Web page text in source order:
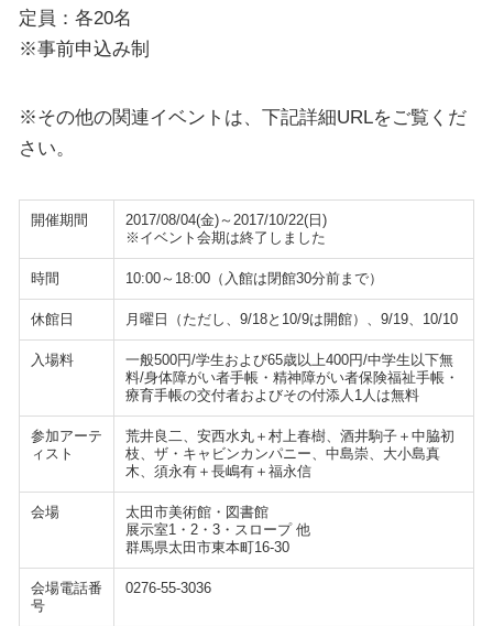
定員：各20名
※事前申込み制
※その他の関連イベントは、下記詳細URLをご覧くだ
さい。
開催期間
2017/08/04(金)～2017/10/22(日)
※イベント会期は終了しました
時間 10:00～18:00（入館は閉館30分前まで）
休館日 月曜日（ただし、9/18と10/9は開館）、9/19、10/10
入場料
一般500円/学生および65歳以上400円/中学生以下無
料/身体障がい者手帳・精神障がい者保険福祉手帳・
療育手帳の交付者およびその付添人1人は無料
参加アーテ
ィスト
荒井良二、安西水丸＋村上春樹、酒井駒子＋中脇初
枝、ザ・キャビンカンパニー、中島崇、大小島真
木、須永有＋長嶋有＋福永信
会場
太田市美術館・図書館
展示室1・2・3・スロープ 他
群馬県太田市東本町16-30
会場電話番
号
0276-55-3036